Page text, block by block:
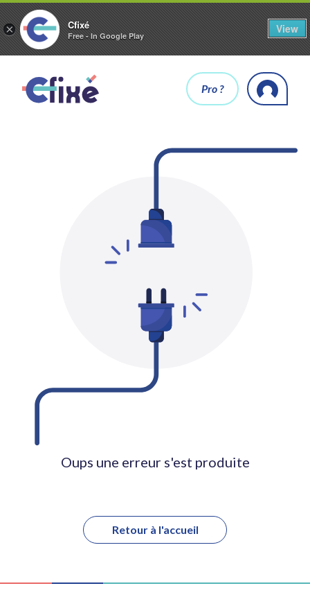
× Cfixé
Free - In Google Play
View
Pro ?
Oups une erreur s'est produite
Retour à l'accueil